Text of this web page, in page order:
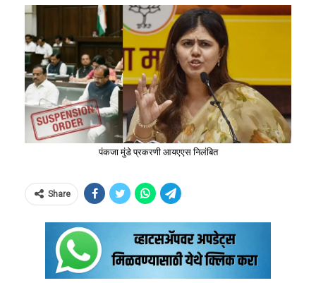
पंकजा मुंडे प्रकरणी आयएएस निलंबित
Share